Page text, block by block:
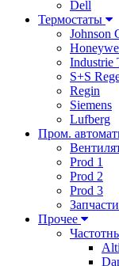
Dell
Термостаты
Johnson
Industrie
S+S
Regin
Siemens
Lufberg
Пром.
Prod 1
Prod 2
Prod 3
Прочее